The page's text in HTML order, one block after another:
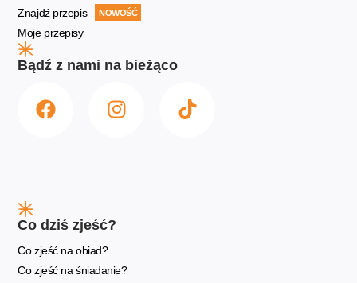
Znajdź przepis
NOWOŚĆ
Moje przepisy
Bądź z nami na bieżąco
Co dziś zjeść?
Co zjeść na obiad?
Co zjeść na śniadanie?